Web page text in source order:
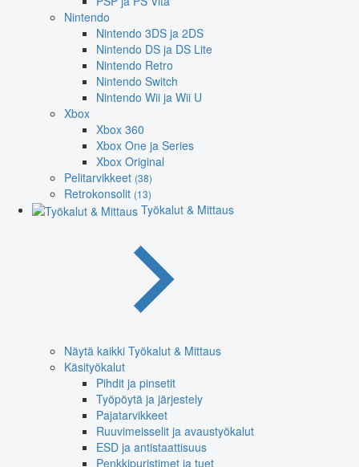
Nintendo
Nintendo 3DS ja 2DS
Nintendo DS ja DS Lite
Nintendo Retro
Nintendo Switch
Nintendo Wii ja Wii U
Xbox
Xbox 360
Xbox One ja Series
Xbox Original
Pelitarvikkeet (38)
Retrokonsolit (13)
Työkalut & Mittaus
Näytä kaikki Työkalut & Mittaus
Käsityökalut
Pihdit ja pinsetit
Työpöytä ja järjestely
Pajatarvikkeet
Ruuvimeisselit ja avaustyökalut
ESD ja antistaattisuus
Penkkipuristimet ja tuet